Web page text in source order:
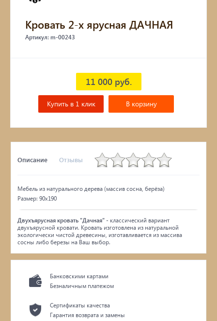
Двухъярусные кровати
Кухонные уголки
Подвесные кресла
Кровать 2-х ярусная ДАЧНАЯ
Артикул: m-00243
11 000 руб.
В корзину
Купить в 1 клик
Описание Отзывы
Мебель из натурального дерева (массив сосна, берёза)
Размер: 90х190
Двухъярусная кровать "Дачная"- классический вариант
двухъярусной кровати. Кровать изготовлена из натуральной
экологически чистой древесины, изготавливается из массива
сосны либо березы на Ваш выбор.
Банковскими картами
Безналичным платежом
Сертификаты качества
Гарантия возврата и замены